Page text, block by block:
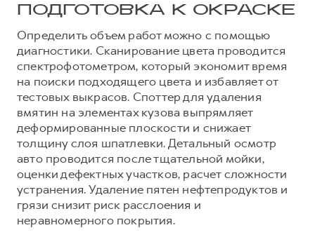
POER
от 3 449 000 ₽
Корпоративным клиентам
Крупным корпоративным клиентам
Система управления автопарком
Сервис для корпоративных клиентов
HAVAL Лизинг
АКСЕССУАРЫ HAVAL
Автомобильные аксессуары
Коллекция CITY
Коллекция Базовая
Программа «HAVAL Защита+»
Руководства по эксплуатации
Подписки
АКСЕССУАРЫ HAVAL
Автомобильные аксессуары
Коллекция CITY
Коллекция Базовая
Коллекция Детская
ПОДГОТОВКА К ОКРАСКЕ
Определить объем работ можно с помощью
диагностики. Сканирование цвета проводится
спектрофотометром, который экономит время
на поиски подходящего цвета и избавляет от
тестовых выкрасов. Споттер для удаления
вмятин на элементах кузова выпрямляет
деформированные плоскости и снижает
толщину слоя шпатлевки. Детальный осмотр
авто проводится после тщательной мойки,
оценки дефектных участков, расчет сложности
устранения. Удаление пятен нефтепродуктов и
грязи снизит риск расслоения и
неравномерного покрытия.